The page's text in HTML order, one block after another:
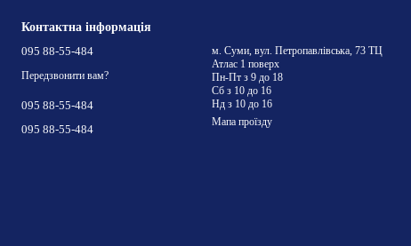
Контактна інформація
095 88-55-484
Передзвонити вам?
095 88-55-484
095 88-55-484
м. Суми, вул. Петропавлівська, 73 ТЦ
Атлас 1 поверх
Пн-Пт з 9 до 18
Сб з 10 до 16
Нд з 10 до 16
Мапа проїзду